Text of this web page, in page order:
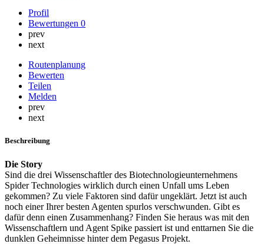
Profil
Bewertungen 0
prev
next
Routenplanung
Bewerten
Teilen
Melden
prev
next
Beschreibung
Die Story
Sind die drei Wissenschaftler des Biotechnologieunternehmens
Spider Technologies wirklich durch einen Unfall ums Leben
gekommen? Zu viele Faktoren sind dafür ungeklärt. Jetzt ist auch
noch einer Ihrer besten Agenten spurlos verschwunden. Gibt es
dafür denn einen Zusammenhang? Finden Sie heraus was mit den
Wissenschaftlern und Agent Spike passiert ist und enttarnen Sie die
dunklen Geheimnisse hinter dem Pegasus Projekt.